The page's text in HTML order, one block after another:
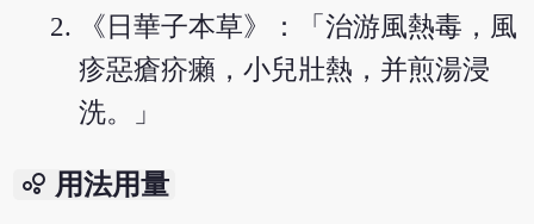
《日華子本草》：「治游風熱毒，風
疹惡瘡疥癩，小兒壯熱，并煎湯浸
洗。」
bubble_chart 用法用量